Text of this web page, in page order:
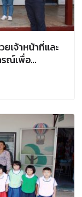
เจ้าหน้าที่และ
ณ์เพื่อ
ร.ตชด.เฉลิ